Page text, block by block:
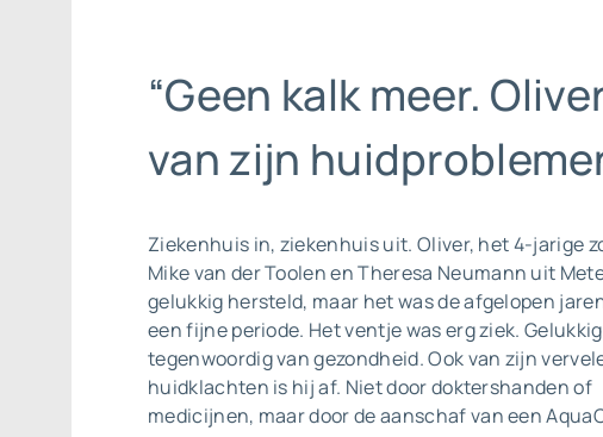
“Geen kalk meer.
van zijn
Ziekenhuis in, ziekenhuis uit. Oliver, het 4-jarige
Mike van der Toolen en Theresa Neumann uit
gelukkig hersteld, maar het was de afgelopen
een fijne periode. Het ventje was erg ziek.
tegenwoordig van gezondheid. Ook van zijn
huidklachten is hij af. Niet door doktershanden of
medicijnen, maar door de aanschaf van een